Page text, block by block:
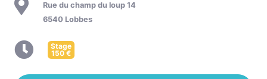
Rue du champ du loup 14
6540 Lobbes
Stage
150€